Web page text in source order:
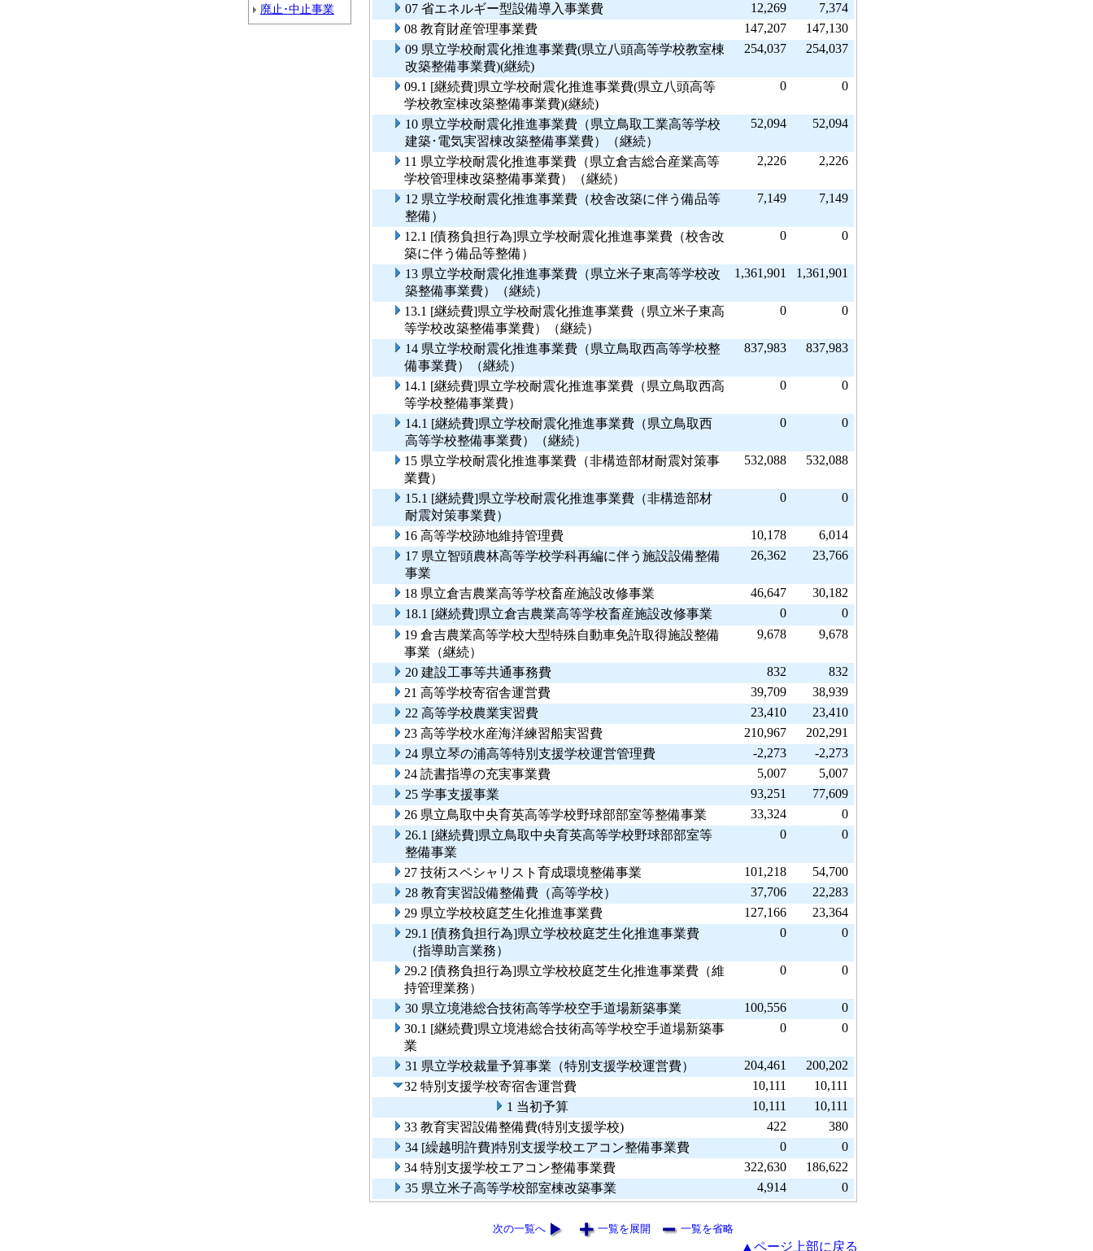
廃止･中止事業 07 省エネルギー型設備導入事業費 12,269
7,374
08 教育財産管理事業費
147,207
147,130
09 県立学校耐震化推進事業費(県立八頭高等学校教室棟
改築整備事業費)(継続)
254,037 254,037
09.1 [継続費]県立学校耐震化推進事業費(県立八頭高等
学校教室棟改築整備事業費)(継続)
0 0
10 県立学校耐震化推進事業費（県立鳥取工業高等学校
建築･電気実習棟改築整備事業費）（継続）
52,094 52,094
11 県立学校耐震化推進事業費（県立倉吉総合産業高等
学校管理棟改築整備事業費）（継続）
2,226 2,226
12 県立学校耐震化推進事業費（校舎改築に伴う備品等
整備）
7,149 7,149
12.1 [債務負担行為]県立学校耐震化推進事業費（校舎改
築に伴う備品等整備）
0 0
13 県立学校耐震化推進事業費（県立米子東高等学校改
築整備事業費）（継続）
1,361,901 1,361,901
13.1 [継続費]県立学校耐震化推進事業費（県立米子東高
等学校改築整備事業費）（継続）
0 0
14 県立学校耐震化推進事業費（県立鳥取西高等学校整
備事業費）（継続）
837,983 837,983
14.1 [継続費]県立学校耐震化推進事業費（県立鳥取西高
等学校整備事業費）
0 0
14.1 [継続費]県立学校耐震化推進事業費（県立鳥取西
高等学校整備事業費）（継続）
0 0
15 県立学校耐震化推進事業費（非構造部材耐震対策事
業費）
532,088 532,088
15.1 [継続費]県立学校耐震化推進事業費（非構造部材
耐震対策事業費）
0 0
16 高等学校跡地維持管理費 10,178
6,014
17 県立智頭農林高等学校学科再編に伴う施設設備整備
事業
26,362 23,766
18 県立倉吉農業高等学校畜産施設改修事業 46,647
30,182
18.1 [継続費]県立倉吉農業高等学校畜産施設改修事業
0
0
19 倉吉農業高等学校大型特殊自動車免許取得施設整備
事業（継続）
9,678 9,678
20 建設工事等共通事務費 832
832
21 高等学校寄宿舎運営費
39,709
38,939
22 高等学校農業実習費
23,410
23,410
23 高等学校水産海洋練習船実習費
210,967
202,291
24 県立琴の浦高等特別支援学校運営管理費
-2,273
-2,273
24 読書指導の充実事業費
5,007
5,007
25 学事支援事業
93,251
77,609
26 県立鳥取中央育英高等学校野球部部室等整備事業
33,324
0
26.1 [継続費]県立鳥取中央育英高等学校野球部部室等
整備事業
0 0
27 技術スペシャリスト育成環境整備事業 101,218
54,700
28 教育実習設備整備費（高等学校）
37,706
22,283
29 県立学校校庭芝生化推進事業費
127,166
23,364
29.1 [債務負担行為]県立学校校庭芝生化推進事業費
（指導助言業務）
0 0
29.2 [債務負担行為]県立学校校庭芝生化推進事業費（維
持管理業務）
0 0
30 県立境港総合技術高等学校空手道場新築事業 100,556
0
30.1 [継続費]県立境港総合技術高等学校空手道場新築事
業
0 0
31 県立学校裁量予算事業（特別支援学校運営費） 204,461
200,202
32 特別支援学校寄宿舎運営費
10,111
10,111
1 当初予算
10,111
10,111
33 教育実習設備整備費(特別支援学校)
422
380
34 [繰越明許費]特別支援学校エアコン整備事業費
0
0
34 特別支援学校エアコン整備事業費
322,630
186,622
35 県立米子高等学校部室棟改築事業
4,914 0
次の一覧へ 一覧を展開 一覧を省略
▲ページ上部に戻る